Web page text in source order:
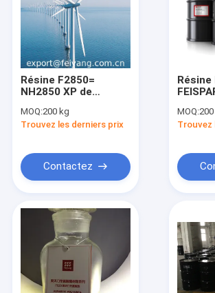
Résine F2850=
NH2850 XP de
Polyaspartic
Polyurea
MOQ:200 kg
Trouvez les derniers prix
Contactez
Résine
MOQ:
Trouvez